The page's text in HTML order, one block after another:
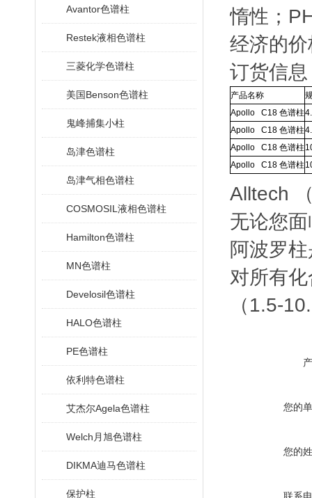
Avantor色谱柱
Restek液相色谱柱
三菱化学色谱柱
美国Benson色谱柱
鬼峰捕集小柱
岛津色谱柱
岛津气相色谱柱
COSMOSIL液相色谱柱
Hamilton色谱柱
MN色谱柱
Develosil色谱柱
HALO色谱柱
PE色谱柱
依利特色谱柱
艾杰尔Agela色谱柱
Welch月旭色谱柱
DIKMA迪马色谱柱
保护柱
惰性；
经济的
订货信息
产品名称
Apollo C18 色谱柱
Apollo C18 色谱柱
Apollo C18 色谱柱
Apollo C18 色谱柱
Alltech
无论您
阿波罗
对所有
（1.5-
您的
您的